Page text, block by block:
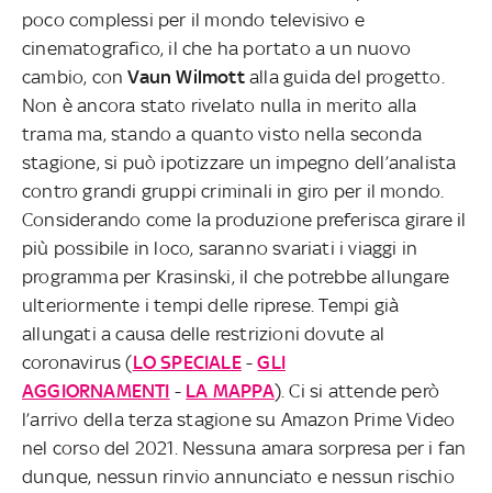
poco complessi per il mondo televisivo e
cinematografico, il che ha portato a un nuovo
cambio, conVaun Wilmottalla guida del progetto.
Non è ancora stato rivelato nulla in merito alla
trama ma, stando a quanto visto nella seconda
stagione, si può ipotizzare un impegno dell’analista
contro grandi gruppi criminali in giro per il mondo.
Considerando come la produzione preferisca girare il
più possibile in loco, saranno svariati i viaggi in
programma per Krasinski, il che potrebbe allungare
ulteriormente i tempi delle riprese. Tempi già
allungati a causa delle restrizioni dovute al
coronavirus (LO SPECIALE-GLI
AGGIORNAMENTI - LA MAPPA). Ci si attende però
l’arrivo della terza stagione su Amazon Prime Video
nel corso del 2021. Nessuna amara sorpresa per i fan
dunque, nessun rinvio annunciato e nessun rischio